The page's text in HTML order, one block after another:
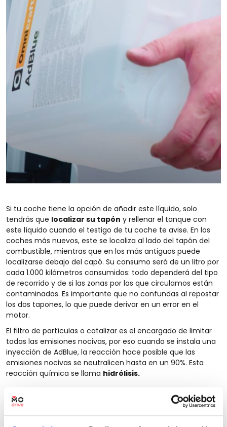
Si tu coche tiene la opción de añadir este líquido, solo
tendrás que localizar su tapón y rellenar el tanque con
este líquido cuando el testigo de tu coche te avise. En los
coches más nuevos, este se localiza al lado del tapón del
combustible, mientras que en los más antiguos puede
localizarse debajo del capó. Su consumo será de un litro por
cada 1.000 kilómetros consumidos: todo dependerá del tipo
de recorrido y de si las zonas por las que circulamos están
contaminadas. Es importante que no confundas al repostar
los dos tapones, lo que puede derivar en un error en el
motor.
El filtro de partículas o catalizar es el encargado de limitar
todas las emisiones nocivas, por eso cuando se instala una
inyección de AdBlue, la reacción hace posible que las
emisiones nocivas se neutralicen hasta en un 90%. Esta
reacción química se llama hidrólisis.
¿Cuáles son sus características?
El Ad Blue es un líquido muy útil para conducir de forma